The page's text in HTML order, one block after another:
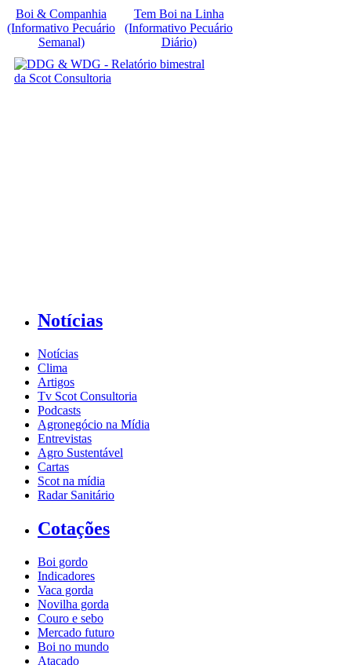
Boi & Companhia
(Informativo Pecuário
Semanal)
Tem Boi na Linha
(Informativo Pecuário
Diário)
Notícias
Notícias
Clima
Artigos
Tv Scot Consultoria
Podcasts
Agronegócio na Mídia
Entrevistas
Agro Sustentável
Cartas
Scot na mídia
Radar Sanitário
Cotações
Boi gordo
Indicadores
Vaca gorda
Novilha gorda
Couro e sebo
Mercado futuro
Boi no mundo
Atacado